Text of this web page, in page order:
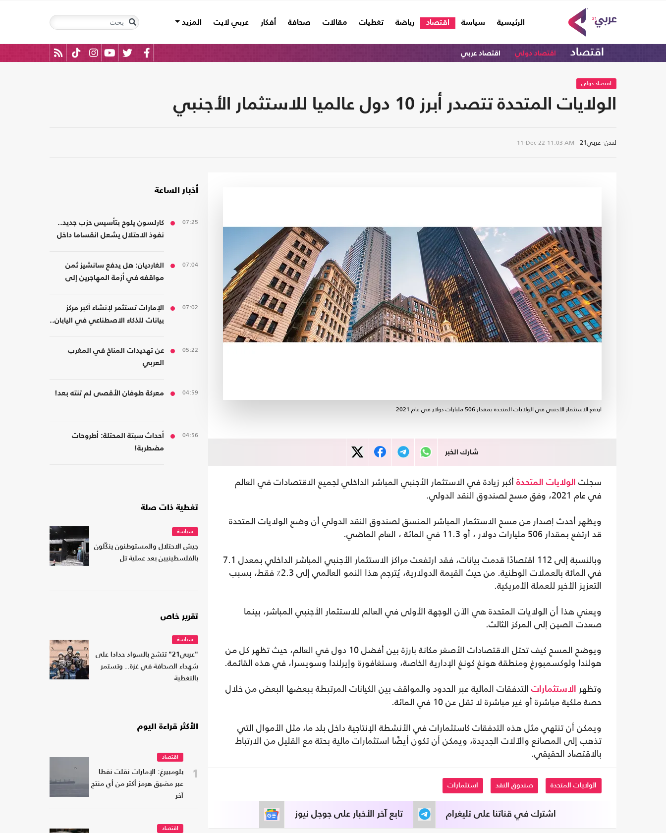
الرئيسية
(current) سياسة اقتصاد رياضة تغطيات مقالات صحافة أفكار عربي لايت المزيد
اقتصاد اقتصاد دولي اقتصاد عربي
اقتصاد دولي
الولايات المتحدة تتصدر أبرز 10 دول عالميا للاستثمار الأجنبي
لندن- عربي21 11-Dec-22 11:03 AM
ارتفع الاستثمار الأجنبي في الولايات المتحدة بمقدار 506 مليارات دولار في عام 2021
شارك الخبر
سجلت الولايات المتحدة أكبر زيادة في الاستثمار الأجنبي المباشر الداخلي لجميع الاقتصادات في العالم
في عام 2021، وفق مسح لصندوق النقد الدولي.
ويظهر أحدث إصدار من مسح الاستثمار المباشر المنسق لصندوق النقد الدولي أن وضع الولايات المتحدة
قد ارتفع بمقدار 506 مليارات دولار ، أو 11.3 في المائة ، العام الماضي.
وبالنسبة إلى 112 اقتصادًا قدمت بيانات، فقد ارتفعت مراكز الاستثمار الأجنبي المباشر الداخلي بمعدل 7.1
في المائة بالعملات الوطنية. من حيث القيمة الدولارية، يُترجم هذا النمو العالمي إلى 2.3٪ فقط، بسبب
التعزيز الأخير للعملة الأمريكية.
ويعني هذا أن الولايات المتحدة هي الآن الوجهة الأولى في العالم للاستثمار الأجنبي المباشر، بينما
صعدت الصين إلى المركز الثالث.
ويوضح المسح كيف تحتل الاقتصادات الأصغر مكانة بارزة بين أفضل 10 دول في العالم، حيث تظهر كل من
هولندا ولوكسمبورغ ومنطقة هونغ كونغ الإدارية الخاصة، وسنغافورة وإيرلندا وسويسرا، في هذه القائمة.
وتظهر
الاستثمارات التدفقات المالية عبر الحدود والمواقف بين الكيانات المرتبطة ببعضها البعض من خلال
حصة ملكية مباشرة أو غير مباشرة لا تقل عن 10 في المائة.
ويمكن أن تنتهي مثل هذه التدفقات كاستثمارات في الأنشطة الإنتاجية داخل بلد ما، مثل الأموال التي
تذهب إلى المصانع والآلات الجديدة، ويمكن أن تكون أيضًا استثمارات مالية بحتة مع القليل من الارتباط
بالاقتصاد الحقيقي.
الولايات المتحدة صندوق النقد استثمارات
تابع آخر الأخبار على جوجل نيوز اشترك في قناتنا على تليغرام
أخبار الساعة
07:25
كارلسون يلوح بتأسيس حزب جديد..
نفوذ الاحتلال يشعل انقساما داخل
07:04
الغارديان: هل يدفع سانشيز ثمن
مواقفه في أزمة المهاجرين إلى
07:02
الإمارات تستثمر لإنشاء أكبر مركز
بيانات للذكاء الاصطناعي في اليابان..
05:22
عن تهديدات المناخ في المغرب
العربي
04:59 معركة طوفان الأقصى لم تنته بعد!
04:56
أحداث سبتة المحتلة: أطروحات
مضطربة!
تغطية ذات صلة
سياسة
جيش الاحتلال والمستوطنون ينكّلون
بالفلسطينيين بعد عملية تل
تقرير خاص
سياسة
"عربي21" تتشح بالسواد حدادا على
شهداء الصحافة في غزة.. وتستمر
بالتغطية
الأكثر قراءة اليوم
1
اقتصاد
بلومبيرغ: الإمارات نقلت نفطا
عبر مضيق هرمز أكثر من أي منتج
آخر
اقتصاد